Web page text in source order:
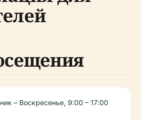
– Воскресенье, 9:00 – 17:00